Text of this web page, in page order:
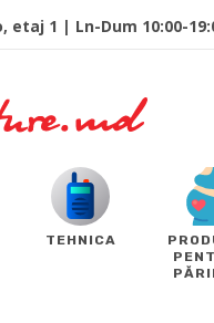
etaj 1 | Ln-Dum 10:00-
TEHNICA